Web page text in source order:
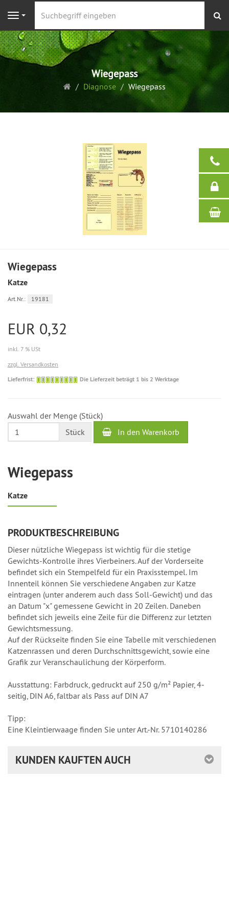
Navigation
Wiegepass
Startseite
Diagnose Wiegepass
Wiegepass
Katze
Art.Nr.: 19181
EUR 0,32
inkl. 7 % USt
zzgl. Versandkosten
Lieferfrist:
Die
bis
2
Werktage
Die Lieferzeit beträgt 1 bis 2 Werktage
Auswahl der Menge (Stück)
Stück
In den Warenkorb
Wiegepass
Katze
PRODUKTBESCHREIBUNG
Dieser nützliche Wiegepass ist wichtig für die stetige
Gewichts-Kontrolle ihres Vierbeiners. Auf der Vorderseite
befindet sich ein Stempelfeld für ein Praxisstempel. Im
Innenteil können Sie verschiedene Angaben zur Katze
eintragen (unter anderem auch dass Soll-Gewicht) und das
an Datum "x" gemessene Gewicht in 20 Zeilen. Daneben
befindet sich jeweils eine Zeile für die Differenz zur letzten
Gewichtsmessung.
Auf der Rückseite finden Sie eine Tabelle mit verschiedenen
Katzenrassen und deren Durchschnittsgewicht, sowie eine
Grafik zur Veranschaulichung der Körperform.
Ausstattung: Farbdruck, gedruckt auf 250 g/m² Papier, 4-
seitig, DIN A6, faltbar als Pass auf DIN A7
Tipp:
Eine Kleintierwaage finden Sie unter Art.-Nr. 5710140286
KUNDEN KAUFTEN AUCH